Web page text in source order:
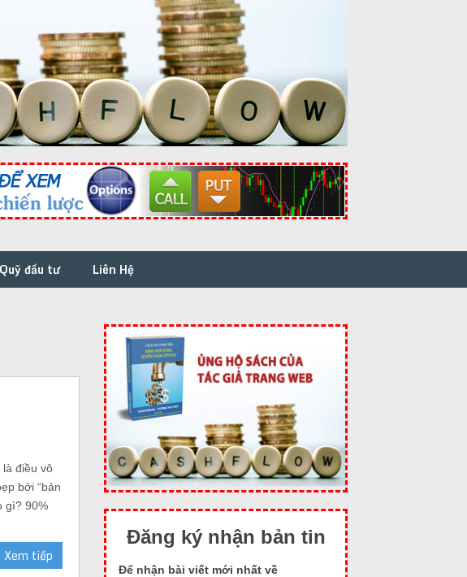
Quỹ đầu tư Liên Hệ
điều vô
bởi “bản
gì? 90%
Xem tiếp
Đăng ký nhận bản tin
Để nhận bài viết mới nhất về